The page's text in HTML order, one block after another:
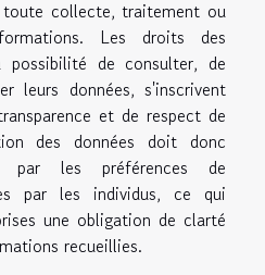
collecte, traitement ou
Les droits des
de consulter, de
leurs données, s'inscrivent
et de respect de
des données doit donc
par les préférences de
par les individus, ce qui
une obligation de clarté
recueillies.